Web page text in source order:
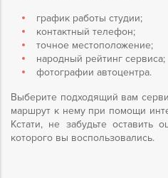
график работы студии;
контактный телефон;
точное местоположение;
народный рейтинг сервиса;
фотографии автоцентра.
Выберите подходящий вам
маршрут к нему при помощи
Кстати, не забудьте оставить
которого вы воспользовались.